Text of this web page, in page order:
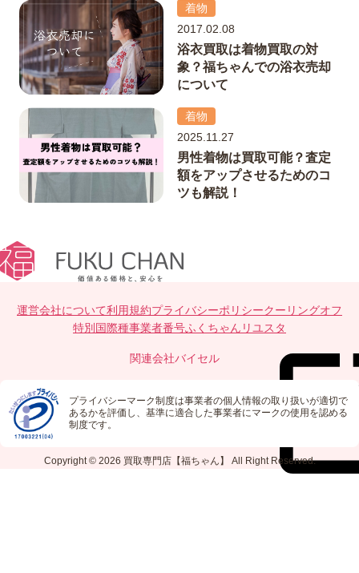
着物
2017.02.08
浴衣買取は着物買取の対
象？福ちゃんでの浴衣売却
について
着物
2025.11.27
男性着物は買取可能？査定
額をアップさせるためのコ
ツも解説！
運営会社について利用規約プライバシーポリシークーリングオフ
特別国際種事業者番号ふくちゃんリユスタ
関連会社バイセル
プライバシーマーク制度は事業者の個人情報の取り扱いが適切で
あるかを評価し、基準に適合した事業者にマークの使用を認める
制度です。
Copyright © 2026 買取専門店【福ちゃん】 All Right Reserved.